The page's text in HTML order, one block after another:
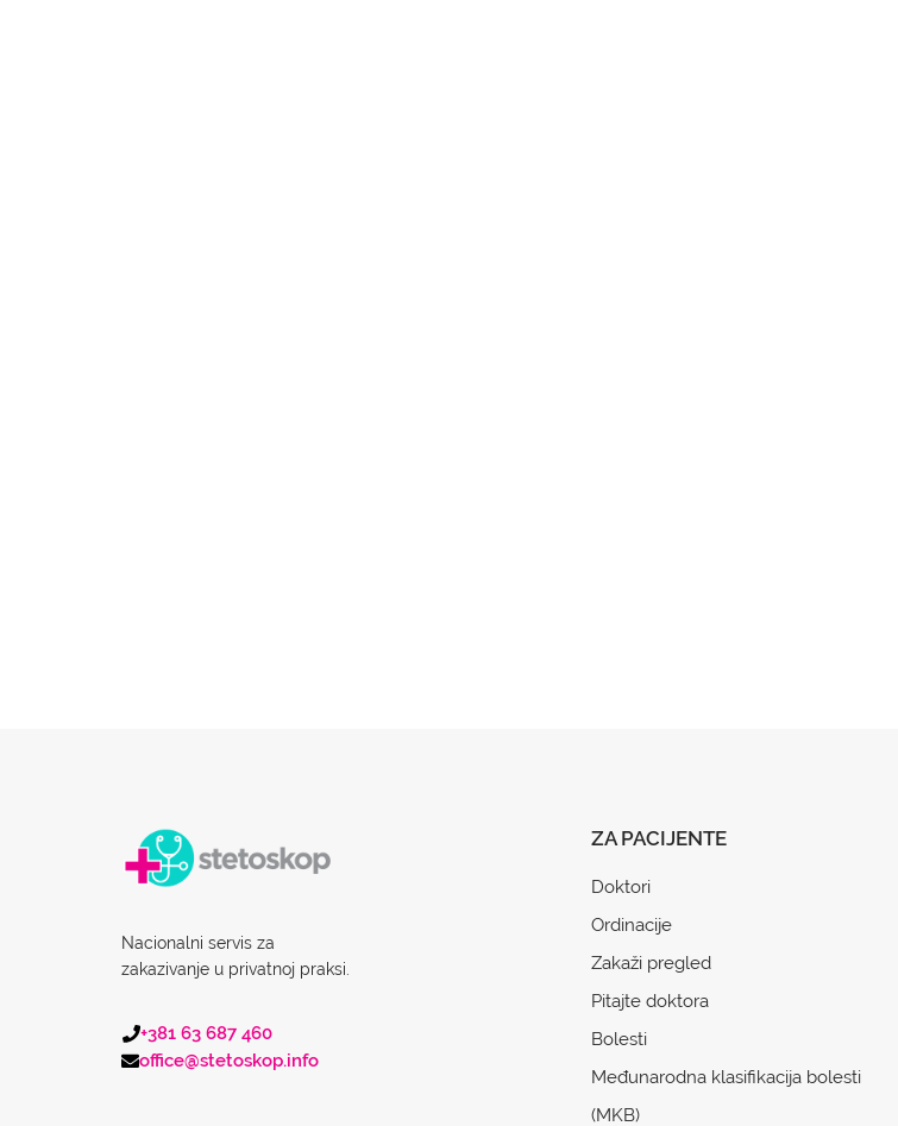
Nacionalni servis za
zakazivanje u privatnoj praksi.
+381 63 687 460
office@stetoskop.info
ZA PACIJENTE
Doktori
Ordinacije
Zakaži pregled
Pitajte doktora
Bolesti
Međunarodna klasifikacija bolesti
(MKB)